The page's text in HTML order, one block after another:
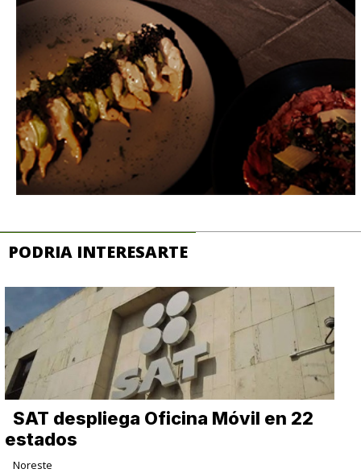
PODRIA INTERESARTE
SAT despliega Oficina Móvil en 22
estados
Noreste